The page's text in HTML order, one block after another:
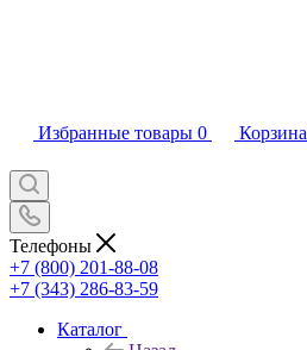
Избранные товары 0 Корзина
Телефоны
+7 (800) 201-88-08
+7 (343) 286-83-59
Каталог